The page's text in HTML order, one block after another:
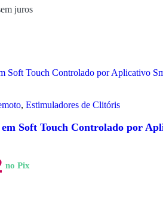
juros
, Estimuladores de Clitóris
Soft Touch Controlado por
no Pix